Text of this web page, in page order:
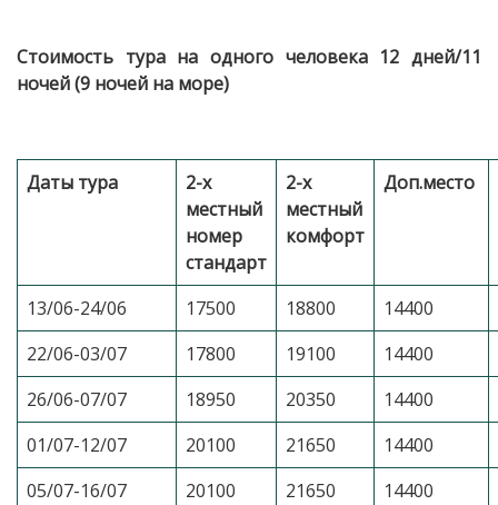
Стоимость тура на одного человека 12 дней/11
ночей (9 ночей на море)
Даты тура
2-х
местный
номер
стандарт
2-х
местный
комфорт
Доп.место
13/06-24/06 17500 18800
14400
22/06-03/07
17800 19100
14400
26/06-07/07
18950 20350
14400
01/07-12/07
20100 21650
14400
05/07-16/07
20100 21650
14400